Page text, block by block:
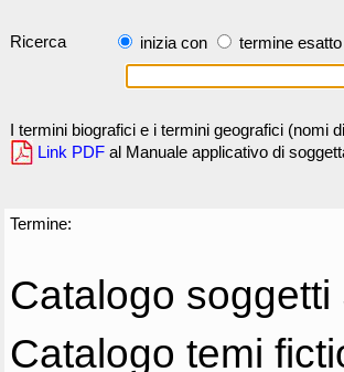
Ricerca inizia con termine esatto
I termini biografici e i termini geografici (nomi
Link PDF al Manuale applicativo di
Termine:
Catalogo soggetti
Catalogo temi